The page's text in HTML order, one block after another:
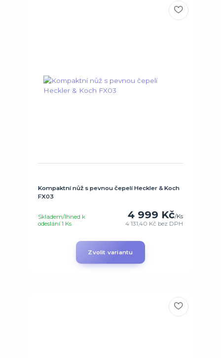
Kompaktní nůž s pevnou čepelí Heckler & Koch
FX03
4 999 Kč/Ks
4 131,40 Kč bez DPH
Skladem/Ihned k
odeslání 1 Ks
Zvolit variantu